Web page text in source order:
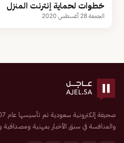
خطوات لحماية إنترنت المنزل
الجمعة 28 أغسطس 2020
والمنافسة في سبق الأخبار بمهنية